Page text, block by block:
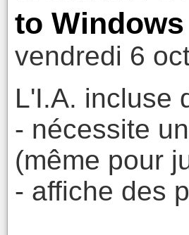
to
vendredi 6
L'I.A. incluse
- nécessite
(même pour
- affiche des